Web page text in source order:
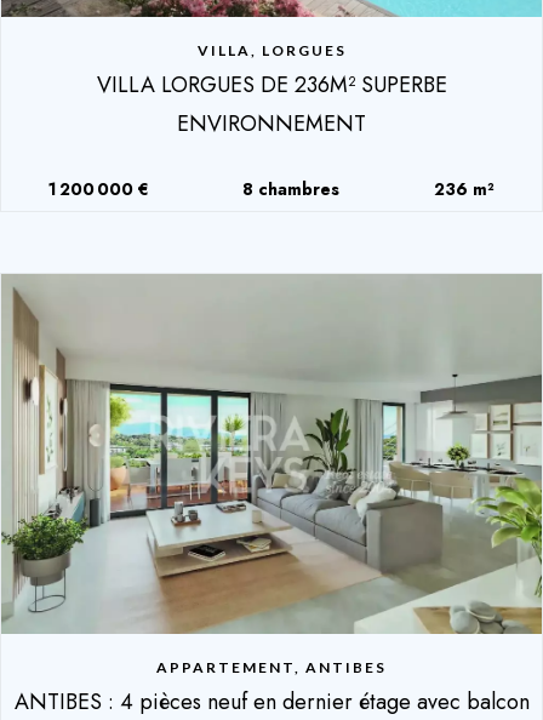
VILLA, LORGUES
VILLA LORGUES DE 236M² SUPERBE
ENVIRONNEMENT
1 200 000 € 8 chambres 236 m²
APPARTEMENT, ANTIBES
ANTIBES : 4 pièces neuf en dernier étage avec balcon